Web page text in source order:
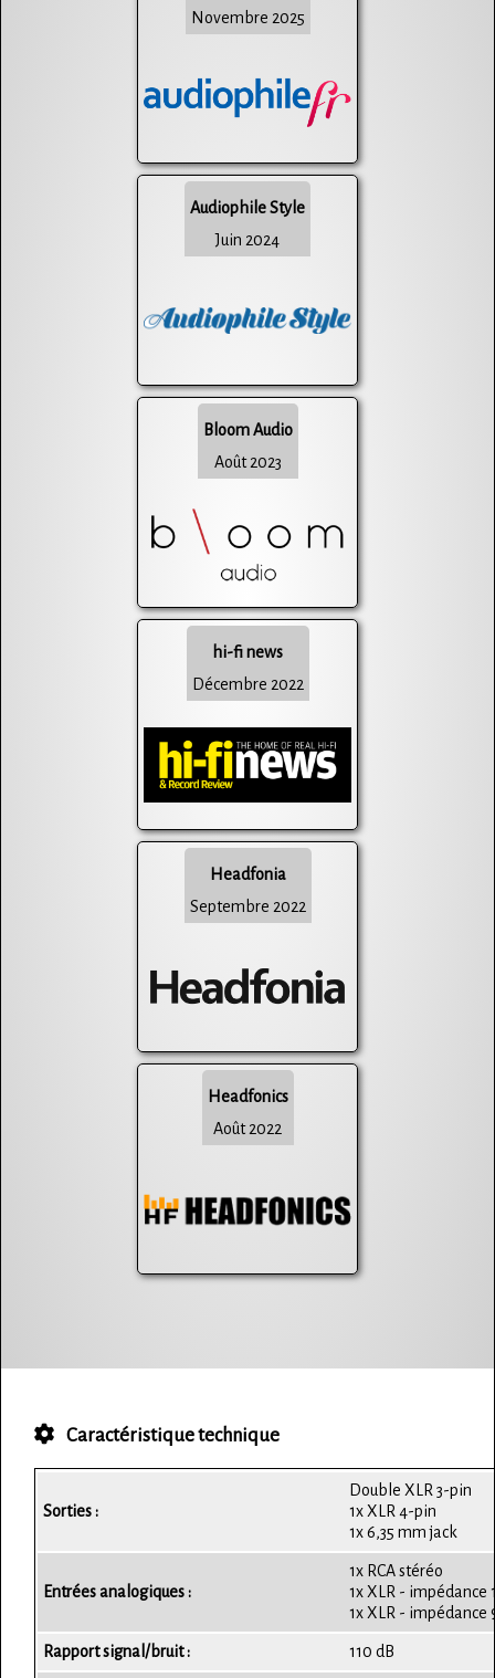
Novembre 2025
Audiophile Style
Juin 2024
Bloom Audio
Août 2023
hi-fi news
Décembre 2022
Headfonia
Septembre 2022
Headfonics
Août 2022
Caractéristique technique
Sorties :
Double XLR 3-pin
1x XLR 4-pin
1x 6,35 mm jack
Entrées analogiques :
1x RCA stéréo
1x XLR - impédance
1x XLR - impédance
Rapport signal/bruit : 110 dB